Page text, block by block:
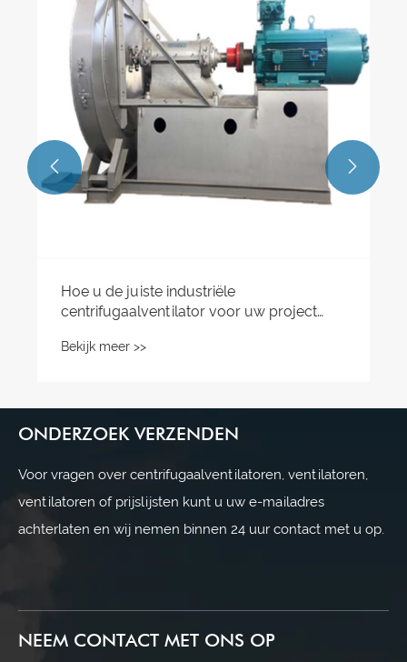
betrouwbaar is?
Bekijk meer >>
 
ONDERZOEK VERZENDEN
Voor vragen over centrifugaalventilatoren, ventilatoren,
ventilatoren of prijslijsten kunt u uw e-mailadres
achterlaten en wij nemen binnen 24 uur contact met u op.
NEEM CONTACT MET ONS OP